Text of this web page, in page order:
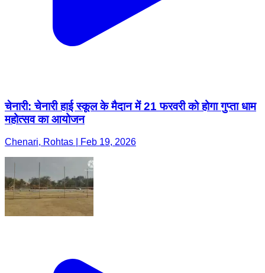
चेनारी: चेनारी हाई स्कूल के मैदान में 21 फरवरी को होगा गुप्ता धाम
महोत्सव का आयोजन
Chenari, Rohtas | Feb 19, 2026